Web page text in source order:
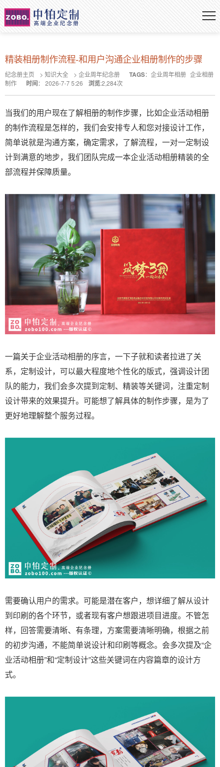
精装相册制作流程-和用户沟通企业相册制作的步骤
纪念册主页 > 知识大全 > 企业周年纪念册 TAGS： 企业周年相册 企业相册
制作
时间： 2026-7-7 5:26 浏览:2,284次
当我们的用户现在了解相册的制作步骤，比如企业活动相册
的制作流程是怎样的，我们会安排专人和您对接设计工作，
简单说就是沟通方案，确定需求，了解流程，一对一定制设
计到满意的地步，我们团队完成一本企业活动相册精装的全
部流程并保障质量。
一篇关于企业活动相册的序言，一下子就和读者拉进了关
系，定制设计，可以最大程度地个性化的版式，强调设计团
队的能力，我们会多次提到定制、精装等关键词，注重定制
设计带来的效果提升。可能想了解具体的制作步骤，是为了
更好地理解整个服务过程。
需要确认用户的需求。可能是潜在客户，想详细了解从设计
到印刷的各个环节，或者现有客户想跟进项目进度。不管怎
样，回答需要清晰、有条理，方案需要清晰明确，根据之前
的初步沟通，不能简单说设计和印刷等概念。会多次提及“企
业活动相册”和“定制设计”这些关键词在内容篇章的设计方
式。